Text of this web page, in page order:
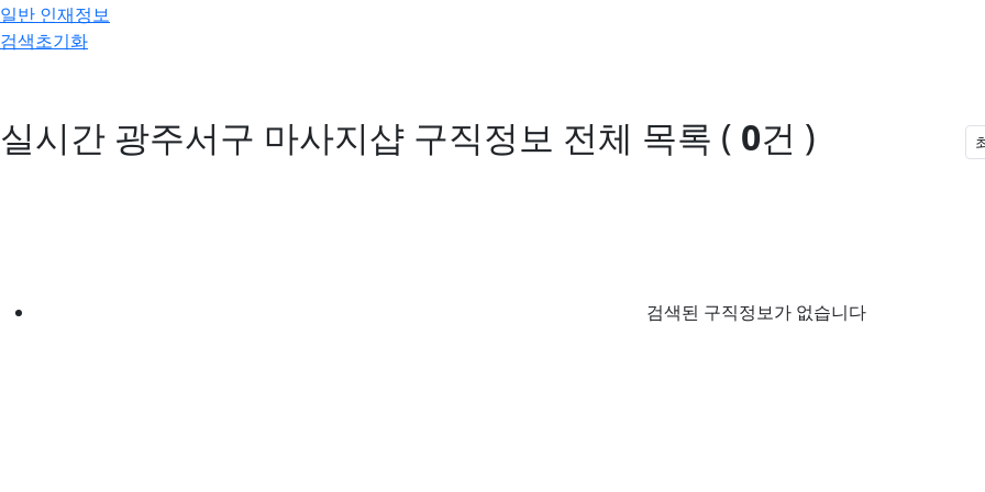
일반 인재정보
검색초기화
실시간 광주서구 마사지샵 구직정보 전체 목록 ( 0건 )
검색된 구직정보가 없습니다